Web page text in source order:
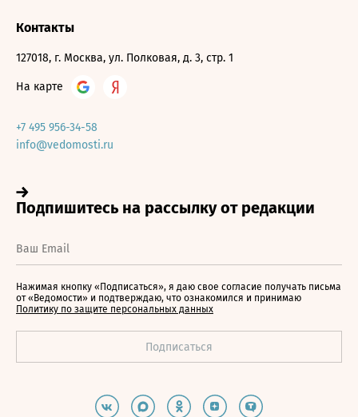
Контакты
127018, г. Москва, ул. Полковая, д. 3, стр. 1
На карте
+7 495 956-34-58
info@vedomosti.ru
Нажимая кнопку «Подписаться», я даю свое согласие получать письма
от «Ведомости» и подтверждаю, что ознакомился и принимаю
Политику по защите персональных данных